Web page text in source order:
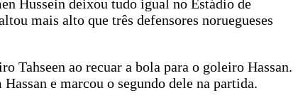
Hussein deixou tudo igual no Estádio de
mais alto que três defensores noruegueses
Tahseen ao recuar a bola para o goleiro Hassan.
e marcou o segundo dele na partida.